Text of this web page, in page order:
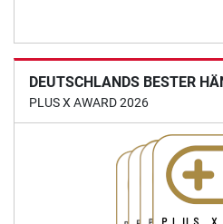
DEUTSCHLANDS BESTER
PLUS X AWARD 2026